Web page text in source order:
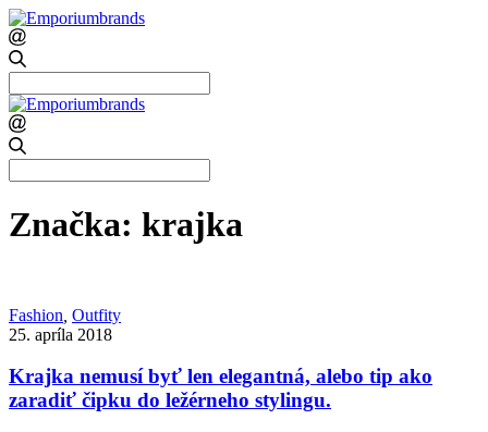
for:
for:
Značka: krajka
Fashion Outfity
25. apríla 2018
Krajka nemusí byť len elegantná, alebo tip ako
zaradiť čipku do ležérneho stylingu.